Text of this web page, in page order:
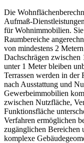
Die
Aufmaß-
für Wohnimmobilien.
Raumbereiche
von mindestens 2
Dachschrägen
unter 1 Meter bleiben
Terrassen werden in der
nach Ausstattung und
Gewerbeimmobilien
zwischen Nutzfläche,
Funktionsfläche
Verfahren ermöglichen
zugänglichen Bereichen
komplexe